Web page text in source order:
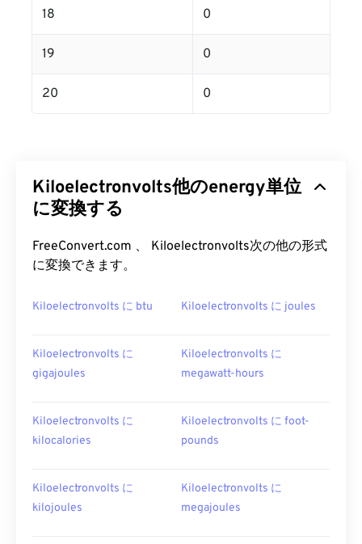
18 0
19 0
20 0
Kiloelectronvolts他のenergy単位
に変換する
FreeConvert.com 、 Kiloelectronvolts次の他の形式
に変換できます。
Kiloelectronvolts に btu Kiloelectronvolts に joules
Kiloelectronvolts に
gigajoules
Kiloelectronvolts に
megawatt-hours
Kiloelectronvolts に
kilocalories
Kiloelectronvolts に foot-
pounds
Kiloelectronvolts に
kilojoules
Kiloelectronvolts に
megajoules